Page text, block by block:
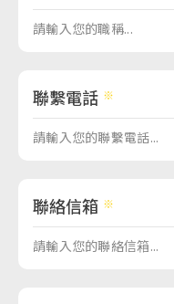
聯繫電話
聯絡信箱